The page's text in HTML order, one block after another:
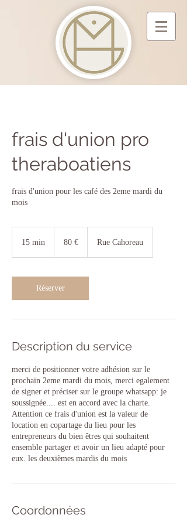
frais d'union pro
theraboatiens
frais d'union pour les café des 2eme mardi du
mois
15 min
i
n
80 € Rue Cahoreau
Réserver
Description du service
merci de positionner votre adhésion sur le
prochain 2eme mardi du mois, merci egalement
de signer et préciser sur le groupe whatsapp: je
soussignée.... est en accord avec la charte.
Attention ce frais d'union est la valeur de
location en copartage du lieu pour les
entrepreneurs du bien êtres qui souhaitent
ensemble partager et avoir un lieu adapté pour
eux. les deuxièmes mardis du mois
Coordonnées